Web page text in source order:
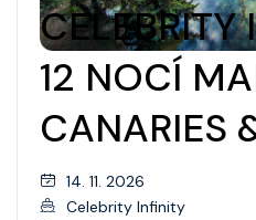
12 NOCÍ
CANARIES
14. 11. 2026
Celebrity Infinity